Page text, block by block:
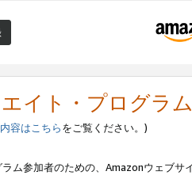
イト・プログラ
容はこちらをご覧ください。)
ム参加者のための、Amazonウェブサ